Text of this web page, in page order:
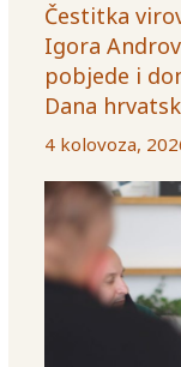
Čestitka
Igora
pobjede i
Dana
4 kolovoza,